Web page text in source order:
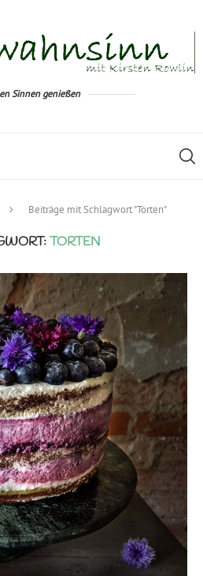
Sinnen genießen
Beiträge mit Schlagwort "Torten"
TORTEN